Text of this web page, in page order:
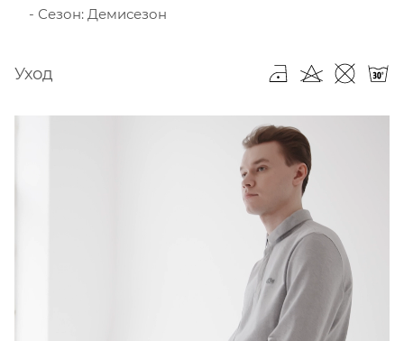
Сезон: Демисезон
Уход